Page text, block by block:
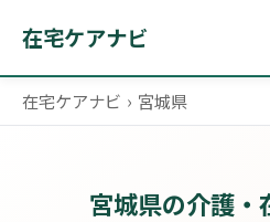
在宅ケアナビ
在宅ケアナビ › 宮城県
宮城県の介護・